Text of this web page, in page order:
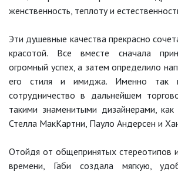
женственность, теплоту и
Эти душевные качества прекрасно
красотой. Все вместе сначала
огромный успех, а затем определило
его стиля и имиджа. Именно так
сотрудничество в дальнейшем
такими знаменитыми дизайнерами,
Стелла МакКартни, Пауло Андерсен и
Отойдя от общепринятых стереотипов
времени, Габи создала мягкую,